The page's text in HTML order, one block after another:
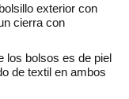
exterior con
cierra con
los bolsos es de piel
de textil en ambos